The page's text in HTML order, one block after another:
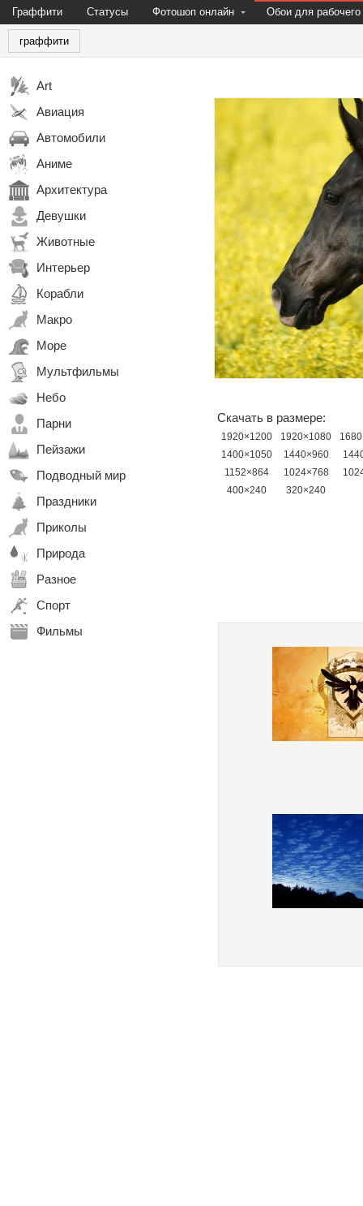
Граффити Статусы Фотошоп онлайн Обои для рабочего
граффити
Art
Авиация
Автомобили
Аниме
Архитектура
Девушки
Животные
Интерьер
Корабли
Макро
Море
Мультфильмы
Небо
Парни
Пейзажи
Подводный мир
Праздники
Приколы
Природа
Разное
Спорт
Фильмы
Скачать в размере:
1920×1200 1920×1080
1400×1050
1440×960
1152×864
1024×768
400×240
320×240